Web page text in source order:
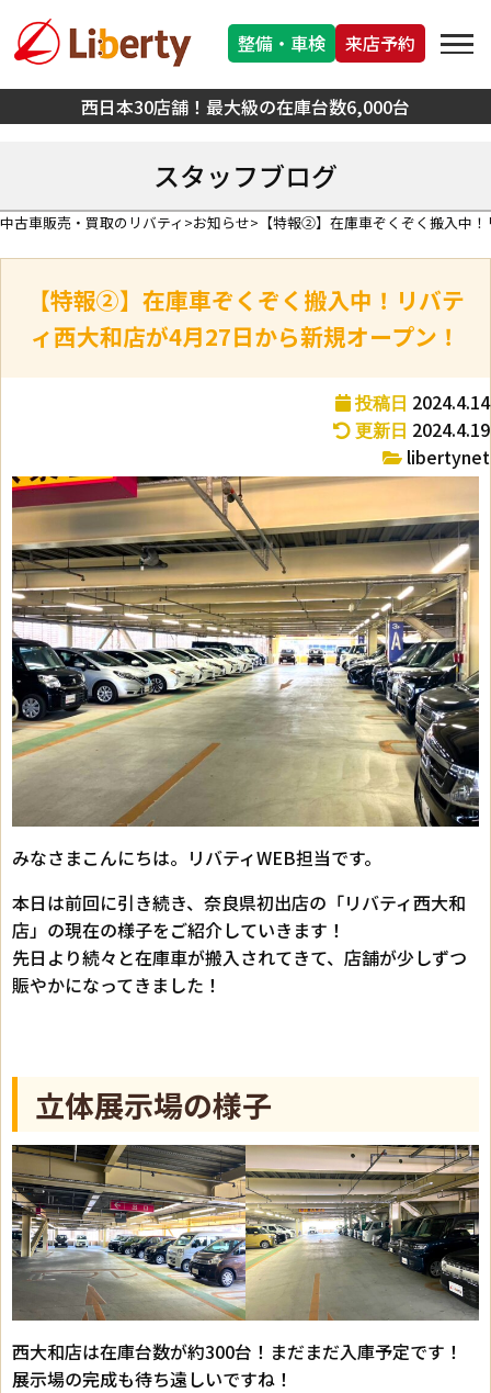
西日本30店舗！最大級の在庫台数6,000台
整備・車検 来店予約
スタッフブログ
中古車販売・買取のリバティ お知らせ 【特報②】在庫車ぞくぞく搬入中
【特報②】在庫車ぞくぞく搬入中！リバテ
ィ西大和店が4月27日から新規オープン！
投稿日 2024.4.14
更新日 2024.4.19
libertynet
みなさまこんにちは。リバティWEB担当です。
本日は前回に引き続き、奈良県初出店の「リバティ西大和
店」の現在の様子をご紹介していきます！
先日より続々と在庫車が搬入されてきて、店舗が少しずつ
賑やかになってきました！
立体展示場の様子
西大和店は在庫台数が約300台！まだまだ入庫予定です！
展示場の完成も待ち遠しいですね！